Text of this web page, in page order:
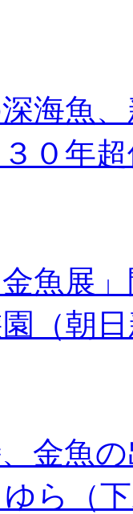
海魚
０年
魚展
（朝
、金魚
ら（